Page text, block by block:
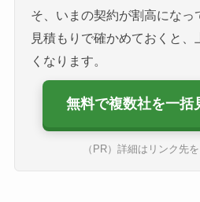
そ、いまの契約が割高になっ
見積もりで確かめておくと
くなります。
無料で複数社を一括
（PR）詳細はリンク先